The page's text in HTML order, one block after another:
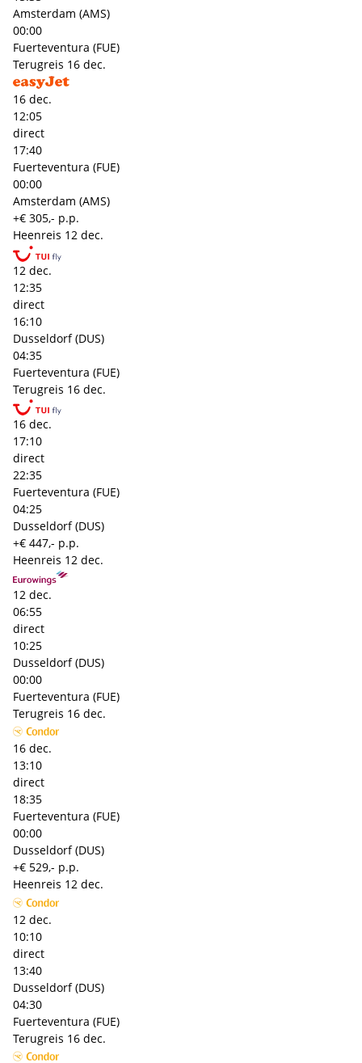
Amsterdam (AMS)
00:00
Fuerteventura (FUE)
Terugreis 16 dec.
16 dec.
12:05
direct
17:40
Fuerteventura (FUE)
00:00
Amsterdam (AMS)
+€ 305,- p.p.
Heenreis 12 dec.
12 dec.
12:35
direct
16:10
Dusseldorf (DUS)
04:35
Fuerteventura (FUE)
Terugreis 16 dec.
16 dec.
17:10
direct
22:35
Fuerteventura (FUE)
04:25
Dusseldorf (DUS)
+€ 447,- p.p.
Heenreis 12 dec.
12 dec.
06:55
direct
10:25
Dusseldorf (DUS)
00:00
Fuerteventura (FUE)
Terugreis 16 dec.
16 dec.
13:10
direct
18:35
Fuerteventura (FUE)
00:00
Dusseldorf (DUS)
+€ 529,- p.p.
Heenreis 12 dec.
12 dec.
10:10
direct
13:40
Dusseldorf (DUS)
04:30
Fuerteventura (FUE)
Terugreis 16 dec.